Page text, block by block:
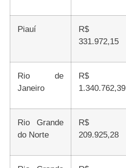
Piauí
R$
331.972,15
Rio de
Janeiro
R$
1.340.762,39
Rio Grande
do Norte
R$
209.925,28